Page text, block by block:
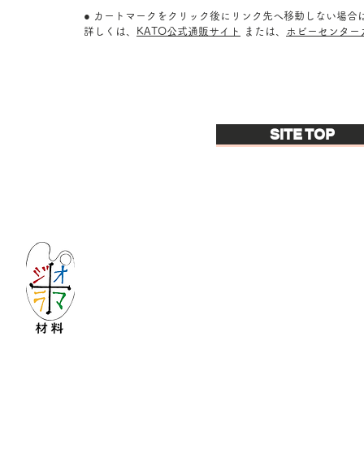
● カートマークをクリック後にリンク先へ移動しない場
詳しくは、
KATO公式通販サイト または、 ホビーセンター
SITE TOP